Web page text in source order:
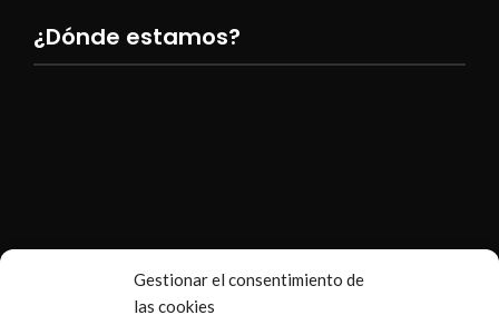
Gestionar el consentimiento de
las cookies
¿Dónde estamos?